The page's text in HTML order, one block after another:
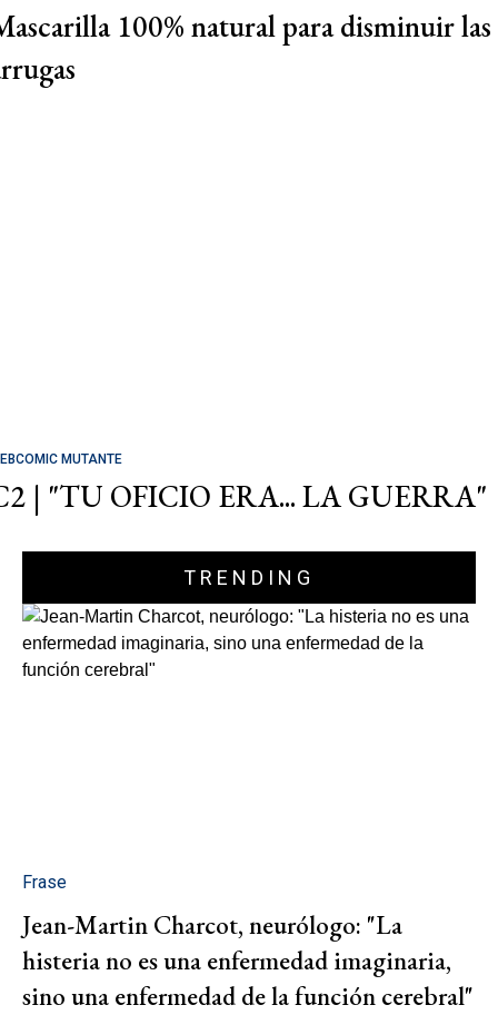
100% natural para disminuir las
MUTANTE
| "TU OFICIO ERA... LA GUERRA"
TRENDING
Frase
Jean-Martin Charcot, neurólogo: "La
histeria no es una enfermedad imaginaria,
sino una enfermedad de la función cerebral"